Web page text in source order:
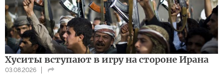
Хуситы вступают в игру на стороне Ирана
03.08.2026